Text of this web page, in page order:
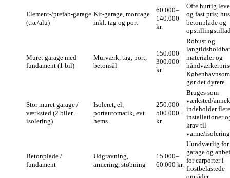
Element-/prefab‑garage
(træ/alu)
Kit‑garage, montage
inkl. tag og port
60.000–
140.000
kr.
Ofte hurtig
og fast pris;
betonplade og
Muret garage med
fundament (1 bil)
Murværk, tag, port,
betonsål
150.000–
300.000
kr.
Robust og
materialer og
gør det dyrere.
Stor muret garage /
værksted (2 biler +
isolering)
Isoleret, el,
portautomatik, evt.
hems
250.000–
500.000+
kr.
Bruges som
værksted/
indeholder flere
installationer
krav til
varme/
Betonplade /
fundament
Udgravning,
armering, støbning
15.000–
60.000 kr.
Uundværlig for
garage og
for carporter i
frostbelastede